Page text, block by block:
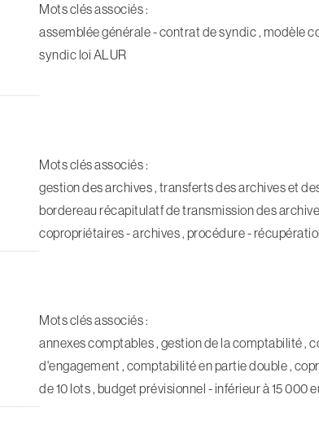
Mots clés associés :
assemblée générale - contrat de syndic , modèle
syndic loi ALUR
Mots clés associés :
gestion des archives , transferts des archives et
bordereau récapitulatf de transmission des
copropriétaires - archives , procédure -
Mots clés associés :
annexes comptables , gestion de la comptabilité ,
d'engagement , comptabilité en partie double ,
de 10 lots , budget prévisionnel - inférieur à 15 000